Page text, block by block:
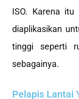
ISO. Karena
diaplikasikan
tinggi seperti
sebagainya.
Pelapis Lantai